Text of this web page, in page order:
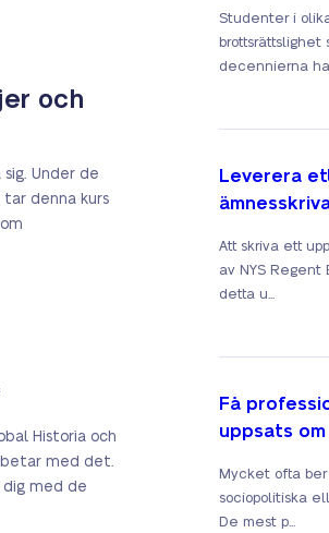
och
Under de
denna kurs
Historia och
med det.
dig med de
Studenter i
decennierna
Leverera
Att skriva ett
av NYS Regent
detta u...
Få
uppsats
Mycket ofta
sociopolitiska
De mest p...